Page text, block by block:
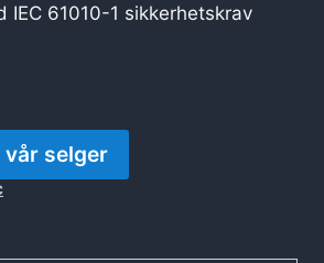
IEC 61010-1 sikkerhetskrav
vår selger